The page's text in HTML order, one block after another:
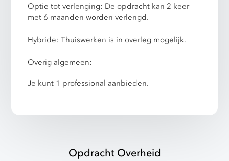
Optie tot verlenging: De opdracht kan 2 keer
met 6 maanden worden verlengd.
Hybride: Thuiswerken is in overleg mogelijk.
Overig algemeen:
Je kunt 1 professional aanbieden.
Opdracht Overheid